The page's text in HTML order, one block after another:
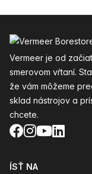
Vermeer je od
smerovom vŕtaní.
že vám môžeme
sklad nástrojov a
chcete.
Facebook
Instagram
YouTube
ÍSŤ NA